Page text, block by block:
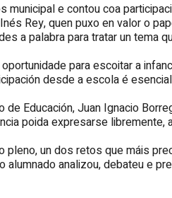
e contou coa
Rey, quen puxo en valor o
a palabra para tratar un tema
para escoitar a
desde a escola é
de Educación, Juan Ignacio
poida expresarse
un dos retos que máis
alumnado analizou, debateu e